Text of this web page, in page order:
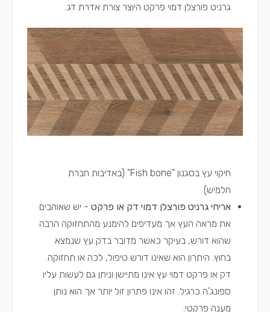
גרניט פורצלן דמוי פרקט היוצר צורת אדרת דג.
חיקוי עץ בסגנון "Fish bone" (באדיבות חברת
חלמיש)
אריחי גרניט פורצלן דמוי דק או פרקט - יש שאוהבים
את מראה העץ אך מעדיפים להימנע מהתחזוקה הרבה
שהוא דורש, בעיקר כאשר מדובר בדק עץ שנמצא
בחוץ. היתרון הוא שאינו דורש טיפול, לכה או תחזוקה.
דק או פרקט דמוי עץ אינו מתיישן וניתן גם לעשות עליו
ספונג'ה כרגיל. זהו אינו פתרון זול יותר אך הוא נותן
מענה פרקטי.